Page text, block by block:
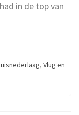
in de top van
, Vlug en